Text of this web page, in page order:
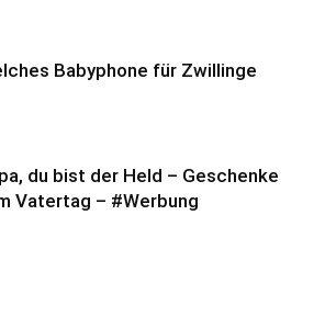
Babyphone für Zwillinge
du bist der Held – Geschenke
Vatertag – #Werbung